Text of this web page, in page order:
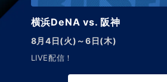
横浜DeNA vs. 阪神
8月4日(火)～6日(木)
LIVE配信！